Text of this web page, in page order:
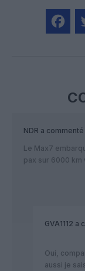
NDR a commenté
Le Max7
pax sur 6000 km
GVA1112 a
Oui,
aussi je